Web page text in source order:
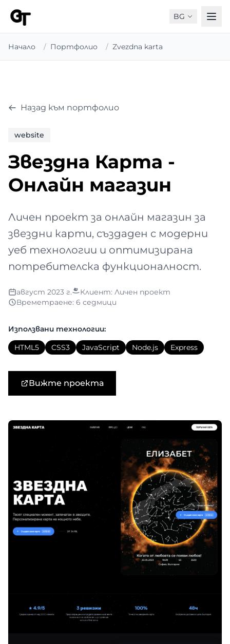
BG
Начало / Портфолио / Zvezdna karta
Назад към портфолио
website
Звездна Карта -
Онлайн магазин
Личен проект за онлайн магазин за
звездни карти, създаден с модерни
уеб технологии и оптимизирана
потребителска функционалност.
август 2023 г.
Клиент: Личен проект
Времетраене: 6 седмици
Използвани технологии:
HTML5
CSS3 JavaScript Node.js Express
Вижте проекта